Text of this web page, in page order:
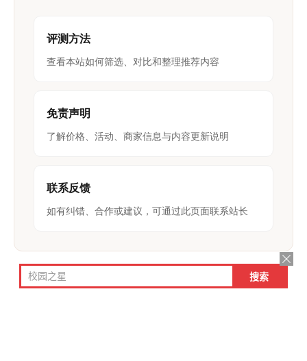
评测方法
查看本站如何筛选、对比和整理推荐内容
免责声明
了解价格、活动、商家信息与内容更新说明
联系反馈
如有纠错、合作或建议，可通过此页面联系站长